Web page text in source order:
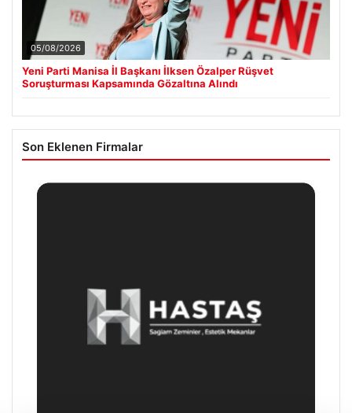
05/08/2026
Yeni Parti Manisa İl Başkanı İlksen Özalper Rüşvet
Soruşturması Kapsamında Gözaltına Alındı
Son Eklenen Firmalar